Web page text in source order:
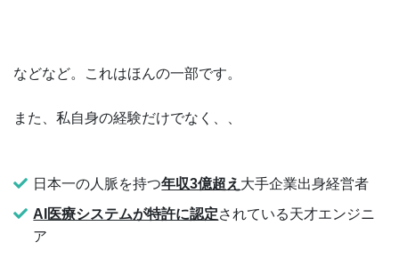
などなど。これはほんの一部です。
また、私自身の経験だけでなく、、
日本一の人脈を持つ年収3億超え 大手企業出身経営者
AI医療システムが特許に認定されている天才エンジニ
ア